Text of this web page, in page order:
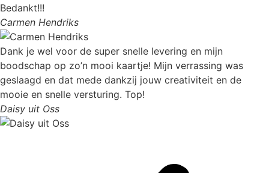
Bedankt!!!
Carmen Hendriks
Dank je wel voor de super snelle levering en mijn
boodschap op zo’n mooi kaartje! Mijn verrassing was
geslaagd en dat mede dankzij jouw creativiteit en de
mooie en snelle versturing. Top!
Daisy uit Oss